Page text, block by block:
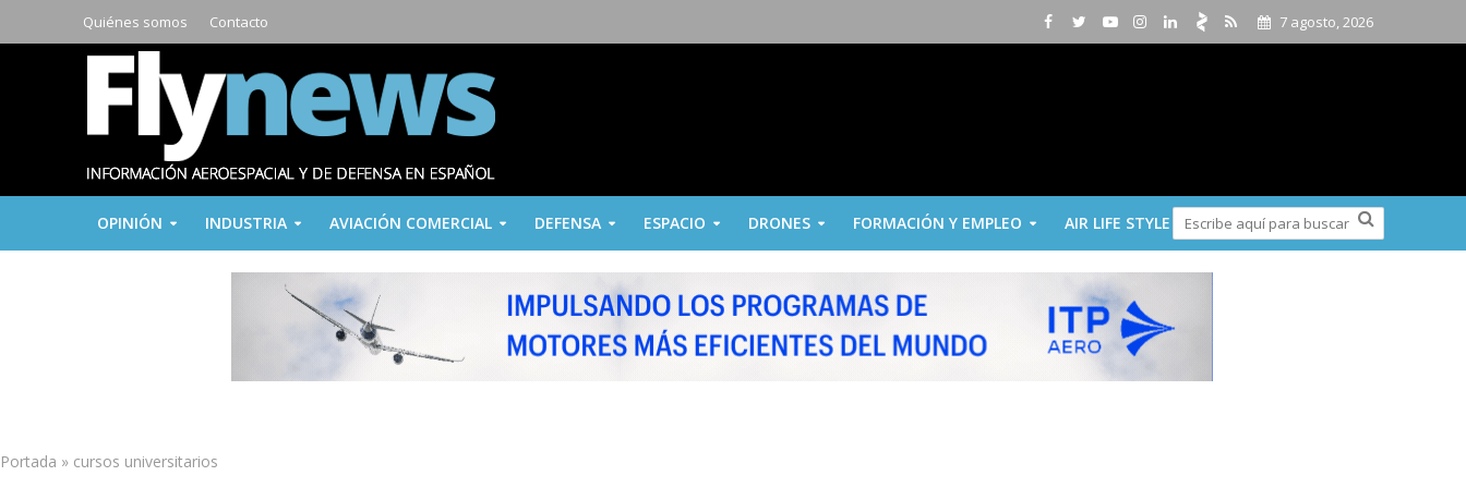
Quiénes somos Contacto 7 agosto, 2026
OPINIÓN INDUSTRIA AVIACIÓN COMERCIAL DEFENSA ESPACIO DRONES FORMACIÓN Y EMPLEO AIR LIFE STYLE
Portada » cursos universitarios